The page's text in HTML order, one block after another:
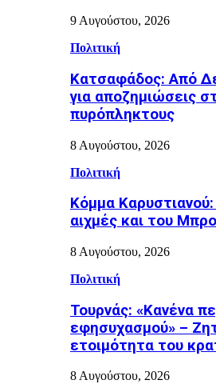
9 Αυγούστου, 2026
Πολιτική
Κατσαφάδος: Από
για αποζημιώσεις
πυρόπληκτους
8 Αυγούστου, 2026
Πολιτική
Κόμμα
αιχμές και του
8 Αυγούστου, 2026
Πολιτική
Τουρνάς: «Κανένα
εφησυχασμού» –
ετοιμότητα του
8 Αυγούστου, 2026